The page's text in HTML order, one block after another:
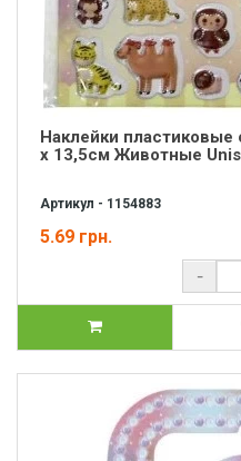
Наклейки
х 13,5см Животные
Артикул - 1154883
5.69 грн.
-